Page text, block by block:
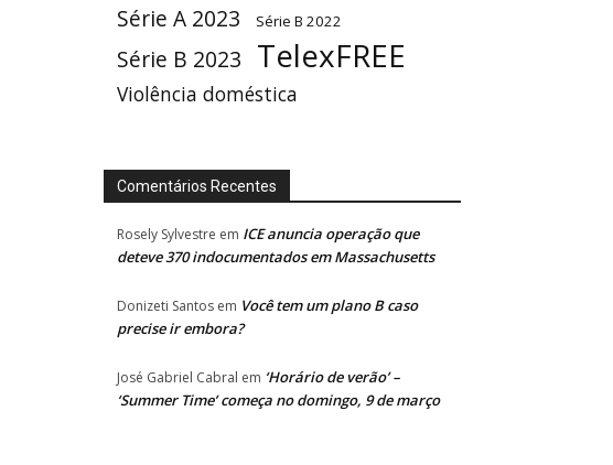
Série A 2023 Série B 2022
Série B 2023 TelexFREE
Violência doméstica
Comentários Recentes
Rosely Sylvestre em ICE anuncia operação que
deteve 370 indocumentados em Massachusetts
Donizeti Santos em Você tem um plano B caso
precise ir embora?
José Gabriel Cabral em ‘Horário de verão’ –
‘Summer Time’ começa no domingo, 9 de março